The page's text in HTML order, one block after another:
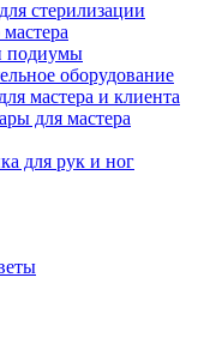
стерилизации
подиумы
оборудование
мастера и клиента
для мастера
для рук и ног